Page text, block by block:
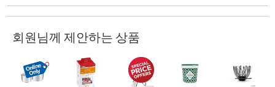
회원님께 제안하는 상품